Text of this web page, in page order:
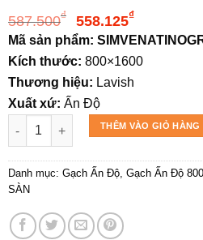
587.500₫
Giá
gốc
là:
587.500₫.
558.125₫Giá
hiện
tại
Mã sản phẩm:
Kích thước: 800×1600
Thương hiệu: Lavish
Xuất xứ: Ấn Độ
Gạch SIM.VENATINO.GREY.816-
THÊM VÀO GIỎ HÀNG
Danh mục: Gạch Ấn Độ, Gạch Ấn Độ
SÀN